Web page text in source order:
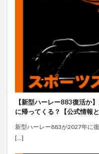
【新型ハーレー883復活か
に帰ってくる？【公式情報と
新型ハーレー883が2027年に
[…]